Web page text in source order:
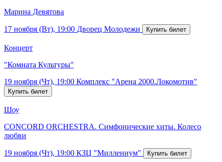
Марина Девятова
17 ноября (Вт), 19:00 Дворец Молодежи
Концерт
"Комната Культуры"
19 ноября (Чт), 19:00 Комплекс "Арена 2000.Локомотив"
Шоу
CONCORD ORCHESTRA. Симфонические хиты. Колесо
любви
19 ноября (Чт), 19:00 КЗЦ "Миллениум"